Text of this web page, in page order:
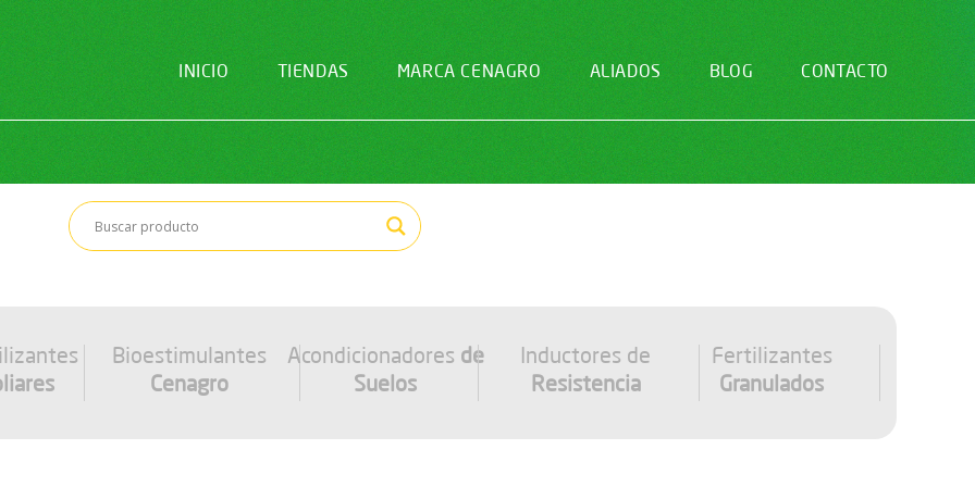
INICIO TIENDAS MARCA CENAGRO ALIADOS BLOG CONTACTO
Bioestimulantes
Cenagro
Acondicionadores de
Suelos
Inductores de
Resistencia
Fertilizantes
Granulados